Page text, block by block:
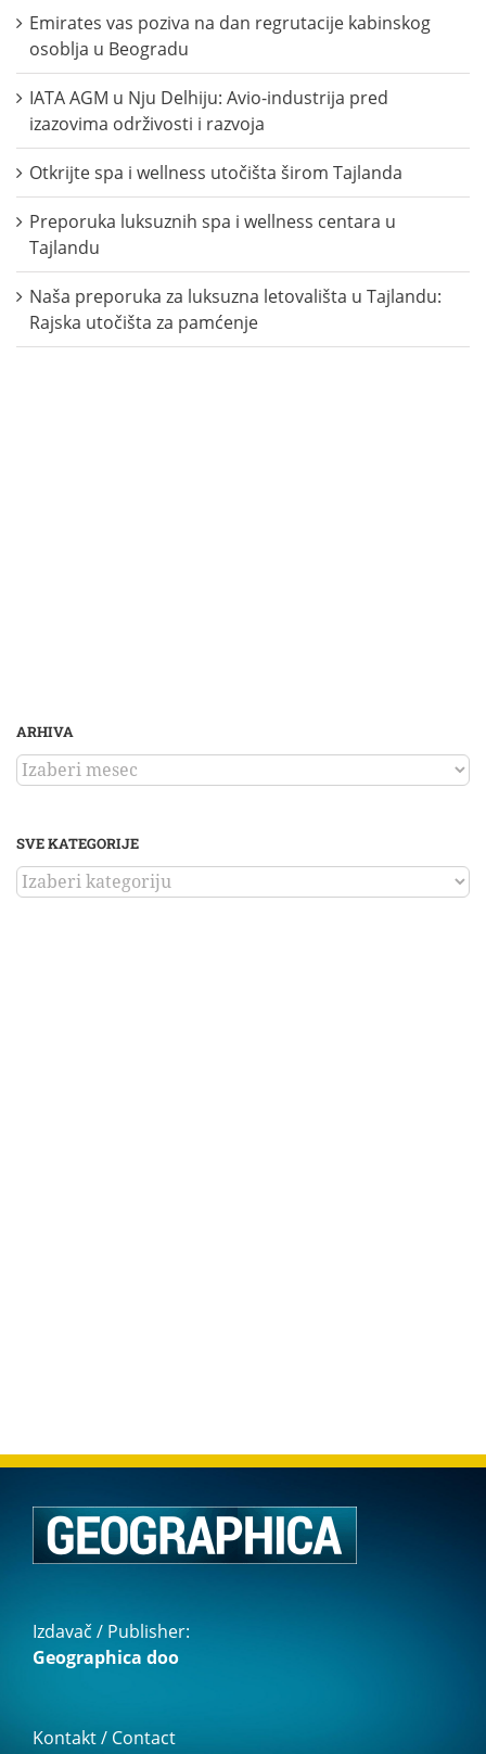
Emirates vas poziva na dan regrutacije kabinskog
osoblja u Beogradu
IATA AGM u Nju Delhiju: Avio-industrija pred
izazovima održivosti i razvoja
Otkrijte spa i wellness utočišta širom Tajlanda
Preporuka luksuznih spa i wellness centara u
Tajlandu
Naša preporuka za luksuzna letovališta u Tajlandu:
Rajska utočišta za pamćenje
ARHIVA
ARHIVA
SVE KATEGORIJE
SVE
KATEGORIJE
Izdavač / Publisher:
Geographica doo
Kontakt / Contact